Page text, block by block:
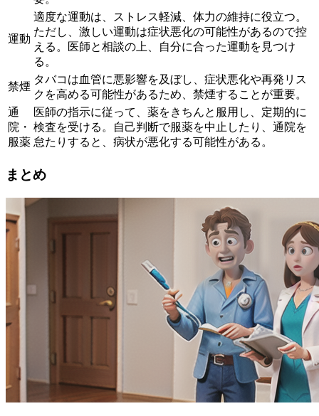
運動
適度な運動は、ストレス軽減、体力の維持に役立つ。
ただし、激しい運動は症状悪化の可能性があるので控
える。医師と相談の上、自分に合った運動を見つけ
る。
禁煙
タバコは血管に悪影響を及ぼし、症状悪化や再発リス
クを高める可能性があるため、禁煙することが重要。
通
院・
服薬
医師の指示に従って、薬をきちんと服用し、定期的に
検査を受ける。自己判断で服薬を中止したり、通院を
怠たりすると、病状が悪化する可能性がある。
まとめ